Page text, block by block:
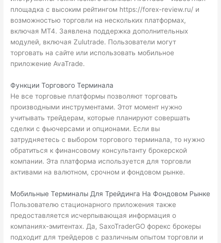
площадка с высоким рейтингом https://forex-review.ru/ и
возможностью торговли на нескольких платформах,
включая MT4. Заявлена поддержка дополнительных
модулей, включая Zulutrade. Пользователи могут
торговать на сайте или использовать мобильное
приложение AvaTrade.
Функции Торгового Терминала
Не все торговые платформы позволяют торговать
производными инструментами. Этот момент нужно
учитывать трейдерам, которые планируют совершать
сделки с фьючерсами и опционами. Если вы
затрудняетесь с выбором торгового терминала, то нужно
обратиться к финансовому консультанту брокерской
компании. Эта платформа используется для торговли
активами на валютном, срочном и фондовом рынке.
Мобильные Терминалы Для Трейдинга На Фондовом Рынке
Пользователю стационарного приложения также
предоставляется исчерпывающая информация о
компаниях-эмитентах. Да, SaxoTraderGOфорекс брокеры
подходит для трейдеров с различным опытом торговли и